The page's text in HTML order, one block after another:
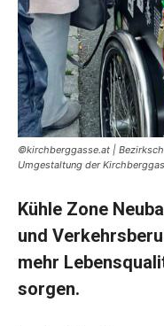
©kirchberggasse.at |
Umgestaltung der
Kühle Zone
und
mehr
sorgen.